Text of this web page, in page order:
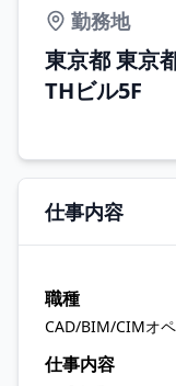
勤務地
東京都 東京
THビル5F
仕事内容
職種
CAD/BIM/CIMオ
仕事内容